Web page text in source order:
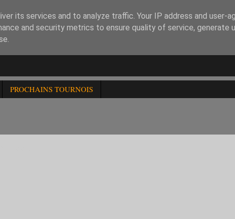
PROCHAINS TOURNOIS
its services and to analyze traffic. Your IP address and user-
and security metrics to ensure quality of service, generate